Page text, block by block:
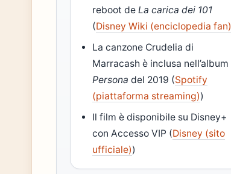
reboot deLa carica dei 101
(Disney Wiki (enciclopedia fan)
La canzone Crudelia di
Marracash è inclusa nell’album
Persona del 2019 (Spotify
(piattaforma streaming))
Il film è disponibile su Disney+
con Accesso VIP (Disney (sito
ufficiale))